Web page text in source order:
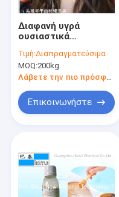
Διαφανή υγρά
ουσιαστικά
τρίχα, προϊόντα
πετρελαίου BT-1169
τρίχας
Τιμή:Διαπραγματεύσιμα
MOQ:200kg
Λάβετε την πιο πρόσφατη τιμή
Επικοινωνήστε